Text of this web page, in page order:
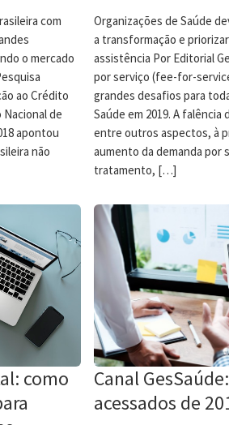
com
o mercado
ao Crédito
de
apontou
não
Organizações de Saúde
a transformação e
assistência Por Editorial
por serviço (fee-for-
grandes desafios para
Saúde em 2019. A falência
entre outros aspectos, à
aumento da demanda por
tratamento, […]
como
Canal
acessados de